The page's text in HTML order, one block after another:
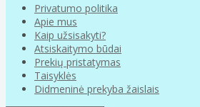
Privatumo politika
Apie mus
Kaip užsisakyti?
Atsiskaitymo būdai
Prekių pristatymas
Taisyklės
Didmeninė prekyba žaislais